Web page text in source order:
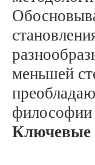
меньшей
философии
Ключевые